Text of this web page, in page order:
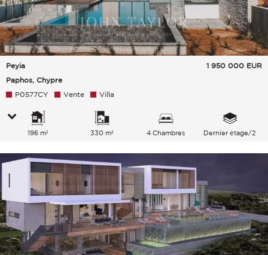
Peyia
Paphos, Chypre
1 950 000 EUR
P0577CY Vente Villa
196 m² 330 m² 4 Chambres Dernier étage/2